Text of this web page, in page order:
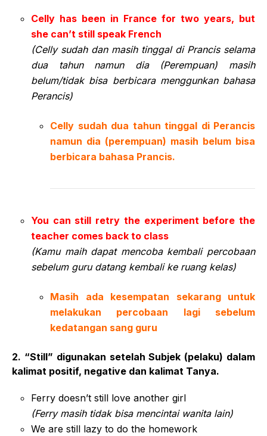
Celly has been in France for two years, but
she can’t still speak French
(Celly sudah dan masih tinggal di Prancis selama
dua tahun namun dia (Perempuan) masih
belum/tidak bisa berbicara menggunkan bahasa
Perancis)
Celly sudah dua tahun tinggal di Perancis
namun dia (perempuan) masih belum bisa
berbicara bahasa Prancis.
You can still retry the experiment before the
teacher comes back to class
(Kamu maih dapat mencoba kembali percobaan
sebelum guru datang kembali ke ruang kelas)
Masih ada kesempatan sekarang untuk
melakukan percobaan lagi sebelum
kedatangan sang guru
2. “Still” digunakan setelah Subjek (pelaku) dalam
kalimat positif, negative dan kalimat Tanya.
Ferry doesn’t still love another girl
(Ferry masih tidak bisa mencintai wanita lain)
We are still lazy to do the homework